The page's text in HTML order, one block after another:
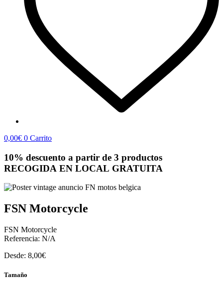
0,00€ 0 Carrito
10% descuento a partir de 3 productos
RECOGIDA EN LOCAL GRATUITA
FSN Motorcycle
FSN Motorcycle
Referencia: N/A
Desde: 8,00€
Tamaño